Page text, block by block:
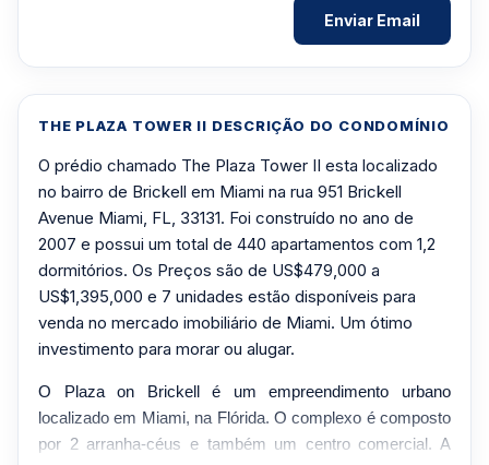
THE PLAZA TOWER II DESCRIÇÃO DO CONDOMÍNIO
O prédio chamado The Plaza Tower II esta localizado
no bairro de Brickell em Miami na rua 951 Brickell
Avenue Miami, FL, 33131. Foi construído no ano de
2007 e possui um total de 440 apartamentos com 1,2
dormitórios. Os Preços são de US$479,000 a
US$1,395,000 e 7 unidades estão disponíveis para
venda no mercado imobiliário de Miami. Um ótimo
investimento para morar ou alugar.
O Plaza on Brickell é um empreendimento urbano
localizado em Miami, na Flórida. O complexo é composto
por 2 arranha-céus e também um centro comercial. A